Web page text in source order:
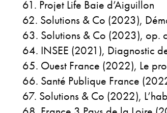
Projet Life Baie d’Aiguillon
Solutions & Co (2023),
Solutions & Co (2023), op.
INSEE (2021), Diagnostic
Ouest France (2022), Le
Santé Publique France
Solutions & Co (2022),